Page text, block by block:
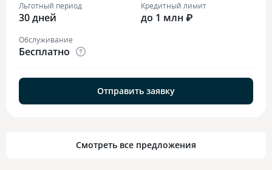
Льготный период
30 дней
Кредитный лимит
до 1 млн ₽
Обслуживание
Бесплатно
Отправить заявку
Смотреть все предложения